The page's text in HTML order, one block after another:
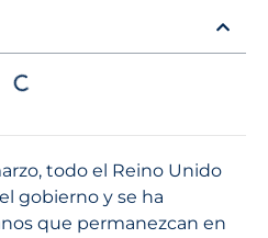
todo el Reino Unido
gobierno y se ha
que permanezcan en